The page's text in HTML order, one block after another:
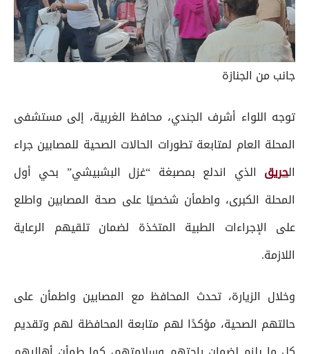
جانب من الجنازة
توجه اللواء أشرف الجندي، محافظ الغربية، إلى مستشفى
المحلة العام لمتابعة تطورات الحالات الصحية للمصابين جراء
الحريق الذي اندلع بمصبغة “غزل البشبيشي” بحي أول
المحلة الكبرى، واطمأن شخصيًا على صحة المصابين واطلع
على الإجراءات الطبية المتخذة لضمان تلقيهم الرعاية
اللازمة.
وخلال الزيارة، تحدث المحافظ مع المصابين واطمأن على
حالتهم الصحية، مؤكدًا لهم متابعة المحافظة لهم وتقديم